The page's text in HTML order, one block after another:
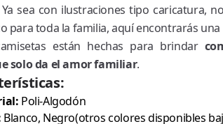
sea con ilustraciones tipo caricatura,
para toda la familia, aquí encontrarás
están hechas para brindar
solo da el amor familiar.
Poli-Algodón
Blanco, Negro(otros colores disponibles